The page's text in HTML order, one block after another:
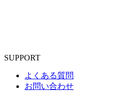
SUPPORT
よくある質問
お問い合わせ